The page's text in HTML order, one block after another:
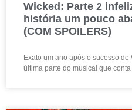
Wicked: Parte 2
história um pouco
(COM SPOILERS)
Exato um ano após o sucesso
última parte do musical que